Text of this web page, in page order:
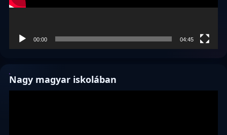
00:00 04:45
Nagy magyar iskolában